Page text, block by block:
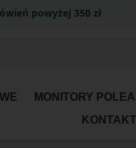
MONITORY
KONTAKT
powyżej 350 zł